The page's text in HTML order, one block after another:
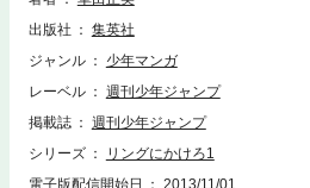
出版社
集英社
ジャンル
少年マンガ
レーベル
週刊少年ジャンプ
掲載誌
週刊少年ジャンプ
シリーズ
リングにかけろ1
電子版配信開始日
2013/11/01